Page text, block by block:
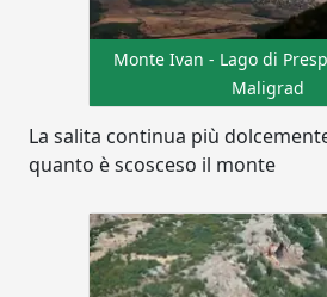
Monte Ivan - Lago di
Maligrad
La salita continua più
quanto è scosceso il monte